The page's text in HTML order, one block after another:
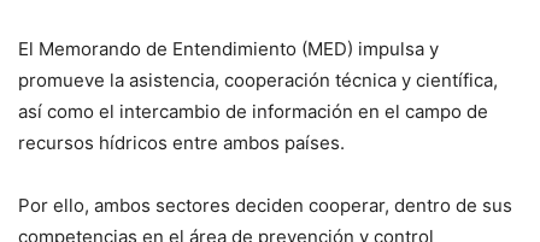
El Memorando de Entendimiento (MED) impulsa y
promueve la asistencia, cooperación técnica y científica,
así como el intercambio de información en el campo de
recursos hídricos entre ambos países.
Por ello, ambos sectores deciden cooperar, dentro de sus
competencias en el área de prevención y control